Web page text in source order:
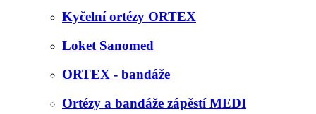
Kyčelní ortézy ORTEX
Loket Sanomed
ORTEX - bandáže
Ortézy a bandáže zápěstí MEDI